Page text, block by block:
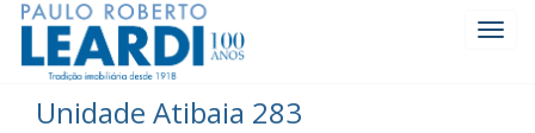
Unidade Atibaia 283